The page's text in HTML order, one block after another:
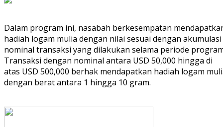
Dalam program ini, nasabah berkesempatan
hadiah logam mulia dengan nilai sesuai dengan akumulasi
nominal transaksi yang dilakukan selama periode
Transaksi dengan nominal antara USD 50,000 hingga di
atas USD 500,000 berhak mendapatkan hadiah logam
dengan berat antara 1 hingga 10 gram.